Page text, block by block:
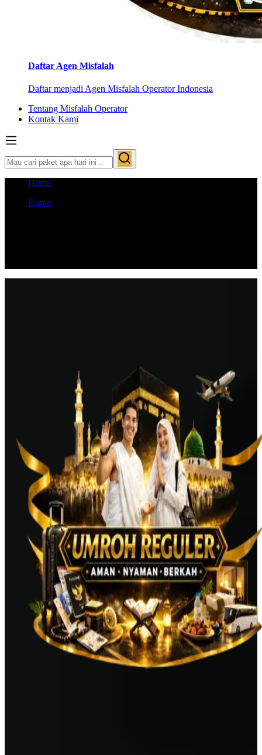
Daftar Agen Misfalah
Daftar menjadi Agen Misfalah Operator Indonesia
Tentang Misfalah Operator
Kontak Kami
Home
Home